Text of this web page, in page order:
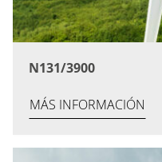
N131/3900
MÁS INFORMACIÓN